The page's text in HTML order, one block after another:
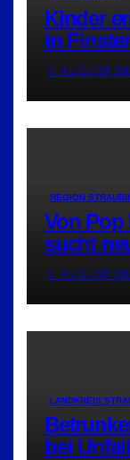
Kinder
in
9. AUGUST
REGION
Von
sucht
9. AUGUST
LANDKREIS
bei